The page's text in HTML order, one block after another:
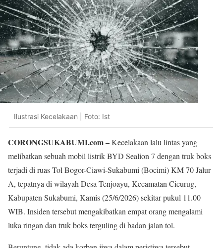
Ilustrasi Kecelakaan | Foto: Ist
CORONGSUKABUMI.com –Kecelakaan lalu lintas yang
melibatkan sebuah mobil listrik BYD Sealion 7 dengan truk boks
terjadi di ruas Tol Bogor-Ciawi-Sukabumi (Bocimi) KM 70 Jalur
A, tepatnya di wilayah Desa Tenjoayu, Kecamatan Cicurug,
Kabupaten Sukabumi, Kamis (25/6/2026) sekitar pukul 11.00
WIB. Insiden tersebut mengakibatkan empat orang mengalami
luka ringan dan truk boks terguling di badan jalan tol.